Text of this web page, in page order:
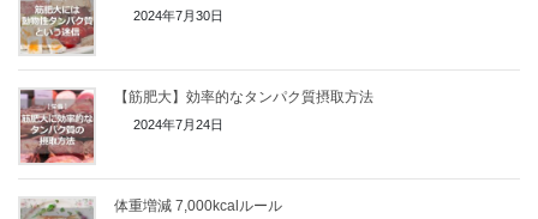
2024年7月30日
【筋肥大】効率的なタンパク質摂取方法
2024年7月24日
体重増減 7,000kcalルール